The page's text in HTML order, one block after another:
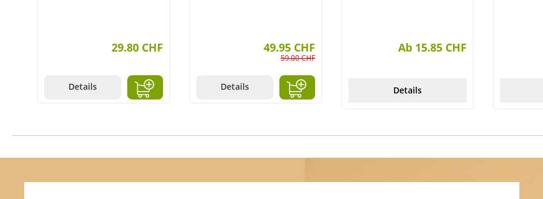
29.80 CHF
Details
49.95 CHF
59.00 CHF
Details
Ab 15.85 CHF
Details